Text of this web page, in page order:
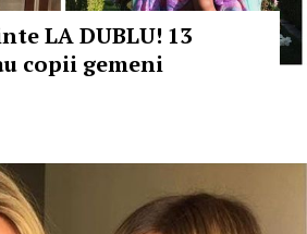
LA DUBLU! 13
copii gemeni